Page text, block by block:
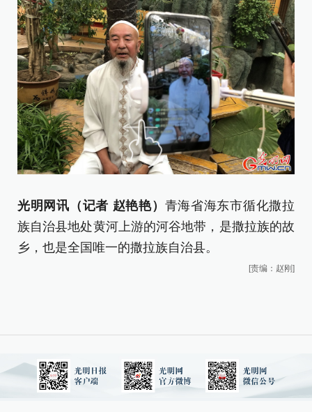
光明网讯（记者 赵艳艳） 青海省海东市循化撒拉
族自治县地处黄河上游的河谷地带，是撒拉族的故
乡，也是全国唯一的撒拉族自治县。
[责编：赵刚]